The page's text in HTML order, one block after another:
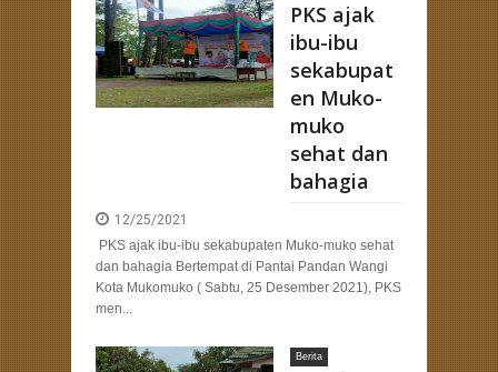
PKS ajak
ibu-ibu
sekabupat
en Muko-
muko
sehat dan
bahagia
12/25/2021
PKS ajak ibu-ibu sekabupaten Muko-muko sehat
dan bahagia Bertempat di Pantai Pandan Wangi
Kota Mukomuko ( Sabtu, 25 Desember 2021), PKS
men...
Berita